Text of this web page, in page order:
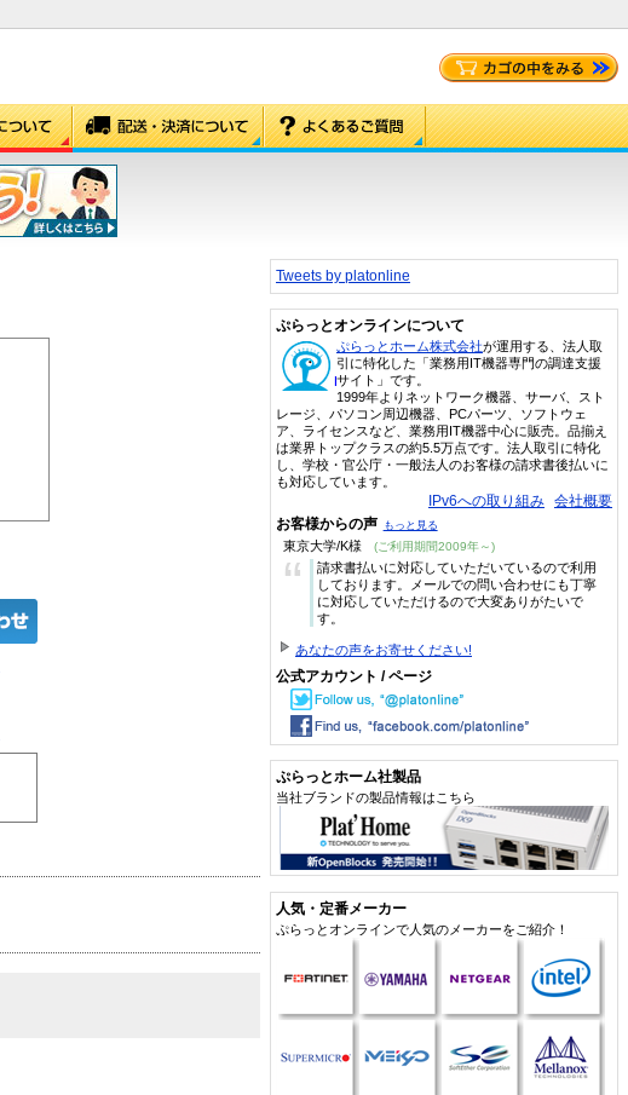
Tweets by platonline
ぷらっとオンラインについて
ぷらっとホーム株式会社が運用する、法人取
引に特化した「業務用IT機器専門の調達支援
サイト」です。
1999年よりネットワーク機器、サーバ、スト
レージ、パソコン周辺機器、PCパーツ、ソフトウェ
ア、ライセンスなど、業務用IT機器中心に販売。品揃え
は業界トップクラスの約5.5万点です。法人取引に特化
し、学校・官公庁・一般法人のお客様の請求書後払いに
も対応しています。
IPv6への取り組み 会社概要
お客様からの声 もっと見る
東京大学/K様 (ご利用期間2009年～)
“
請求書払いに対応していただいているので利用
しております。メールでの問い合わせにも丁寧
に対応していただけるので大変ありがたいで
す。
あなたの声をお寄せください!
公式アカウント / ページ
ぷらっとホーム社製品
当社ブランドの製品情報はこちら
人気・定番メーカー
ぷらっとオンラインで人気のメーカーをご紹介！